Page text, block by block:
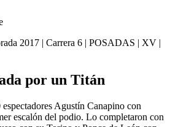
2017 | Carrera 6 | POSADAS | XV |
por un Titán
Agustín Canapino con
escalón del podio. Lo completaron con